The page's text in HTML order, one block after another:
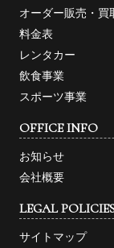
オーダー販売・買
料金表
レンタカー
飲食事業
スポーツ事業
OFFICE INFO
お知らせ
会社概要
LEGAL
サイトマップ